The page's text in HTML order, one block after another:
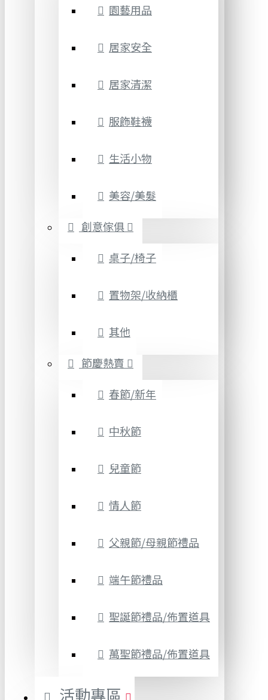
園藝用品
居家安全
居家清潔
服飾鞋襪
生活小物
美容/美髮
創意傢俱
桌子/椅子
置物架/收納櫃
其他
節慶熱賣
春節/新年
中秋節
兒童節
情人節
父親節/母親節禮品
端午節禮品
聖誕節禮品/佈置道具
萬聖節禮品/佈置道具
活動專區